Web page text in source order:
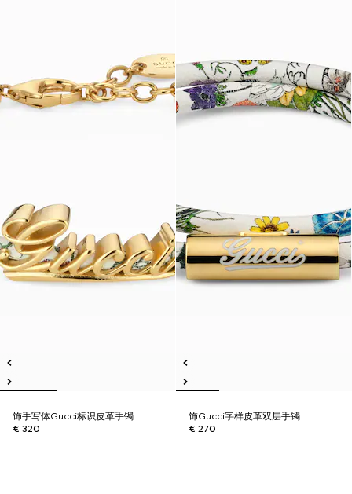
饰手写体Gucci标识皮革手镯
€ 320
饰Gucci字样皮革双层手镯
€ 270